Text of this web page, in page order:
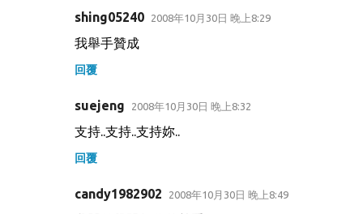
shing05240 2008年10月30日 晚上8:29
我舉手贊成
回覆
suejeng 2008年10月30日 晚上8:32
支持..支持..支持妳..
回覆
candy1982902 2008年10月30日 晚上8:49